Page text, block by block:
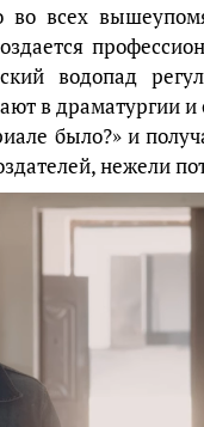
всех
водопад
в драматургии
было?» и
нежели